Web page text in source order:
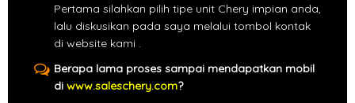
Pertama silahkan pilih tipe unit Chery impian anda,
lalu diskusikan pada saya melalui tombol kontak
di website kami .
Berapa lama proses sampai mendapatkan mobil
di www.saleschery.com?